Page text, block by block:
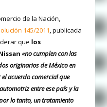
de la Nación,
145/2011, publicada
que los
«no cumplen con las
originarios de México en
acuerdo comercial que
entre ese país y la
lo tanto, un tratamiento